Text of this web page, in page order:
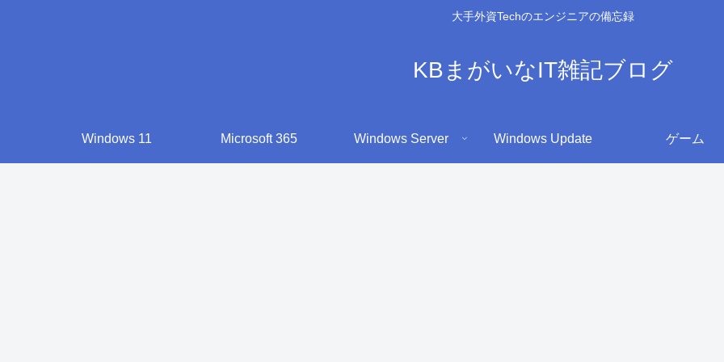
大手外資Techのエンジニアの備忘録
KBまがいなIT雑記ブログ
Windows 11 Microsoft 365 Windows Server Windows Update ゲーム